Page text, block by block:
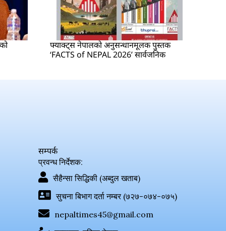
फ्याक्ट्स नेपालको अनुसन्धानमूलक पुस्तक
‘FACTS of NEPAL 2026’ सार्वजनिक
सम्पर्क
प्रवन्ध निर्देशक:
सैहैन्सा सिद्धिकी (अब्दुल खताब)
सुचना बिभाग दर्ता नम्बर (७२७-०७४-०७५)
nepaltimes45@gmail.com